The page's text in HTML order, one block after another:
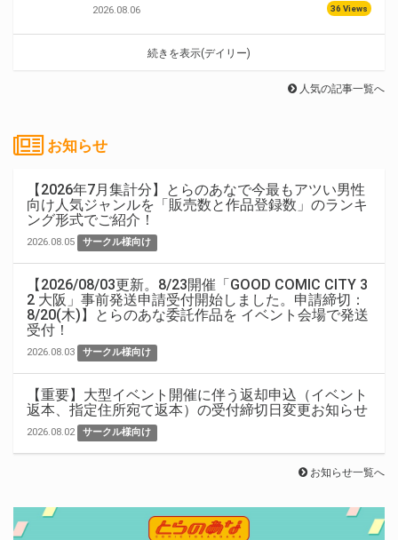
2026.08.06 36 Views
続きを表示(デイリー)
人気の記事一覧へ
お知らせ
【2026年7月集計分】とらのあなで今最もアツい男性
向け人気ジャンルを「販売数と作品登録数」のランキ
ング形式でご紹介！
2026.08.05 サークル様向け
【2026/08/03更新。8/23開催「GOOD COMIC CITY 3
2 大阪」事前発送申請受付開始しました。申請締切：
8/20(木)】とらのあな委託作品を イベント会場で発送
受付！
2026.08.03 サークル様向け
【重要】大型イベント開催に伴う返却申込（イベント
返本、指定住所宛て返本）の受付締切日変更お知らせ
2026.08.02 サークル様向け
お知らせ一覧へ